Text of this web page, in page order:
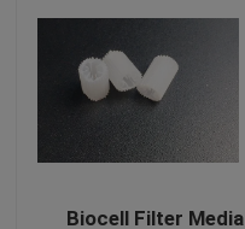
Biocell Filter Media